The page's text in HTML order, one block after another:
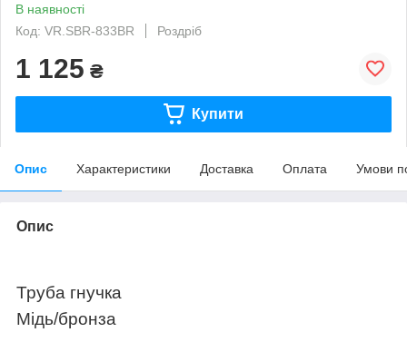
В наявності
Код: VR.SBR-833BR
Роздріб
1 125 ₴
Купити
Опис Характеристики Доставка Оплата Умови
Опис
Труба гнучка
Мідь/бронза